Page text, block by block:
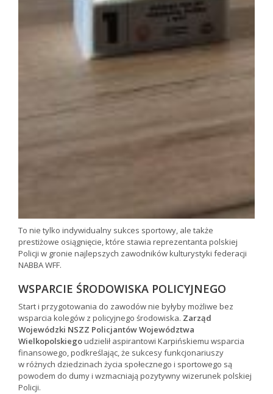
To nie tylko indywidualny sukces sportowy, ale także
prestiżowe osiągnięcie, które stawia reprezentanta polskiej
Policji w gronie najlepszych zawodników kulturystyki federacji
NABBA WFF.
WSPARCIE ŚRODOWISKA POLICYJNEGO
Start i przygotowania do zawodów nie byłyby możliwe bez
wsparcia kolegów z policyjnego środowiska. Zarząd
Wojewódzki NSZZ Policjantów Województwa
Wielkopolskiegoudzielił aspirantowi Karpińskiemu wsparcia
finansowego, podkreślając, że sukcesy funkcjonariuszy
w różnych dziedzinach życia społecznego i sportowego są
powodem do dumy i wzmacniają pozytywny wizerunek polskiej
Policji.